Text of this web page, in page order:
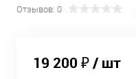
Отзывов: 0
19 200 ₽/ шт